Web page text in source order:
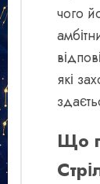
чого
які
Що